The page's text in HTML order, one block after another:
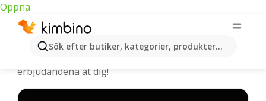
Öppna
Sök efter butiker, kategorier, produkter...
Fristad - De senaste erbjudandena
erbjudandena åt dig!